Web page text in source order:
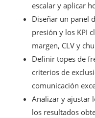
escalar y aplicar
Diseñar un panel
presión y los KPI
margen, CLV y
Definir topes de
criterios de
comunicación
Analizar y ajustar
los resultados